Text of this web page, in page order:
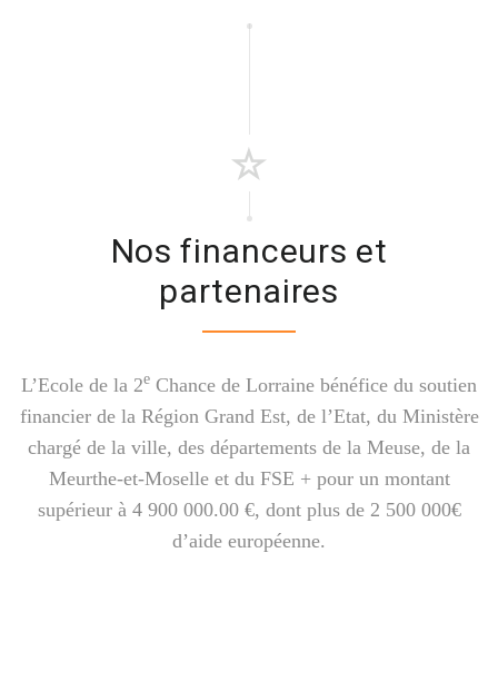
Nos financeurs et
partenaires
L’Ecole de la 2e Chance de Lorraine bénéfice du soutien
financier de la Région Grand Est, de l’Etat, du Ministère
chargé de la ville, des départements de la Meuse, de la
Meurthe-et-Moselle et du FSE + pour un montant
supérieur à 4 900 000.00 €, dont plus de 2 500 000€
d’aide européenne.